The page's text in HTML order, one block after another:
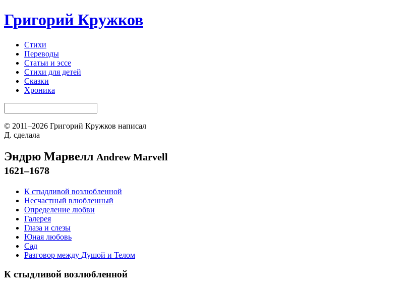
Григорий Кружков
Стихи
Переводы
Статьи и эссе
Стихи для детей
Сказки
Хроника
© 2011–2026 Григорий Кружков написал
Д. сделала
Эндрю Марвелл Andrew Marvell
1621–1678
К стыдливой возлюбленной
Несчастный влюбленный
Определение любви
Галерея
Глаза и слезы
Юная любовь
Сад
Разговор между Душой и Телом
К стыдливой возлюбленной